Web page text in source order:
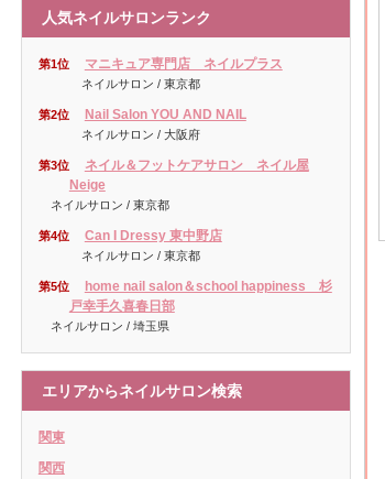
人気ネイルサロンランク
第1位 マニキュア専門店 ネイルプラス
ネイルサロン / 東京都
第2位 Nail Salon YOU AND NAIL
ネイルサロン / 大阪府
第3位
ネイル＆フットケアサロン ネイル屋
Neige
ネイルサロン / 東京都
第4位 Can I Dressy 東中野店
ネイルサロン / 東京都
第5位
home nail salon＆school happiness 杉
戸幸手久喜春日部
ネイルサロン / 埼玉県
エリアからネイルサロン検索
関東
関西